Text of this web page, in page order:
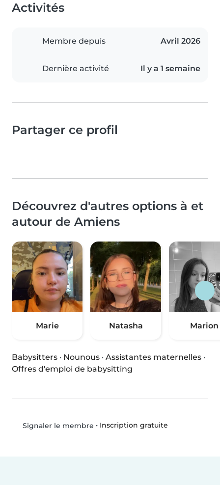
Activités
Membre depuis Avril 2026
Dernière activité Il y a 1 semaine
Partager ce profil
Découvrez d'autres options à et
autour de Amiens
Marie Natasha Marion
Babysitters · Nounous · Assistantes maternelles ·
Offres d'emploi de babysitting
Signaler le membre • Inscription gratuite